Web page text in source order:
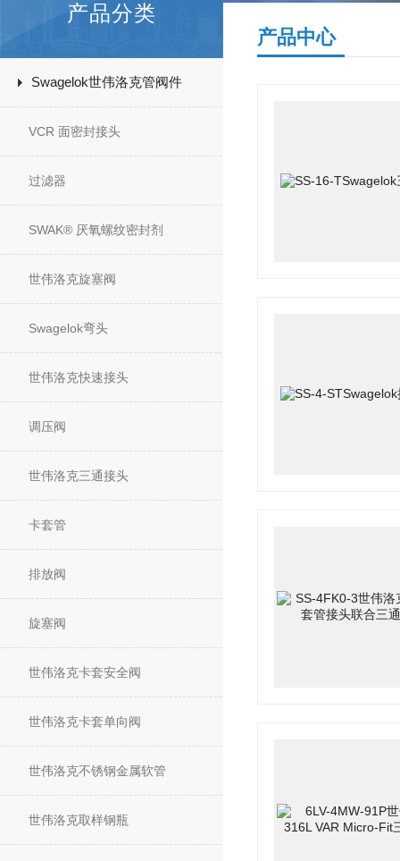
产品分类
Swagelok世伟洛克管阀件
VCR 面密封接头
过滤器
SWAK® 厌氧螺纹密封剂
世伟洛克旋塞阀
Swagelok弯头
世伟洛克快速接头
调压阀
世伟洛克三通接头
卡套管
排放阀
旋塞阀
世伟洛克卡套安全阀
世伟洛克卡套单向阀
世伟洛克不锈钢金属软管
世伟洛克取样钢瓶
产品中心